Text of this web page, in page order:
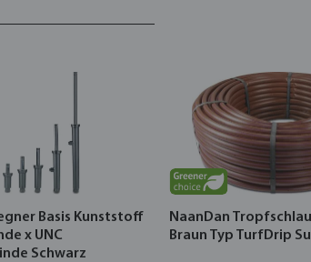
Basis Kunststoff
x UNC
Schwarz
NaanDan
Braun Typ TurfDrip